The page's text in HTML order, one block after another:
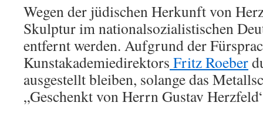
Wegen der jüdischen Herkunft von
Skulptur im nationalsozialistischen
entfernt werden. Aufgrund der
Kunstakademiedirektors Fritz Roeber
ausgestellt bleiben, solange das
„Geschenkt von Herrn Gustav